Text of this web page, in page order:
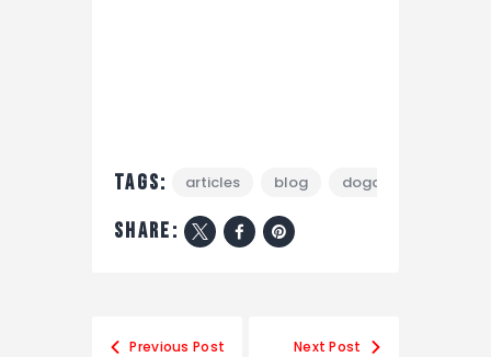
Tags: articles blog događaj
share:
Previous Post Next Post